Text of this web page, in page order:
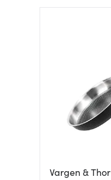
Vargen & Thor